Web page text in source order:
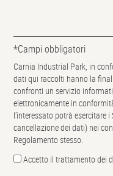
*Campi obbligatori
Carnia Industrial Park, in
dati qui raccolti hanno la
confronti un servizio
elettronicamente in
l’interessato potrà esercitare
cancellazione dei dati) nei
Regolamento stesso.
Accetto il trattamento dei